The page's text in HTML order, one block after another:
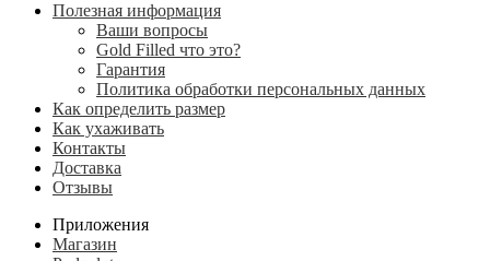
Полезная информация
Ваши вопросы
Gold Filled что это?
Гарантия
Политика обработки персональных данных
Как определить размер
Как ухаживать
Контакты
Доставка
Отзывы
Приложения
Магазин